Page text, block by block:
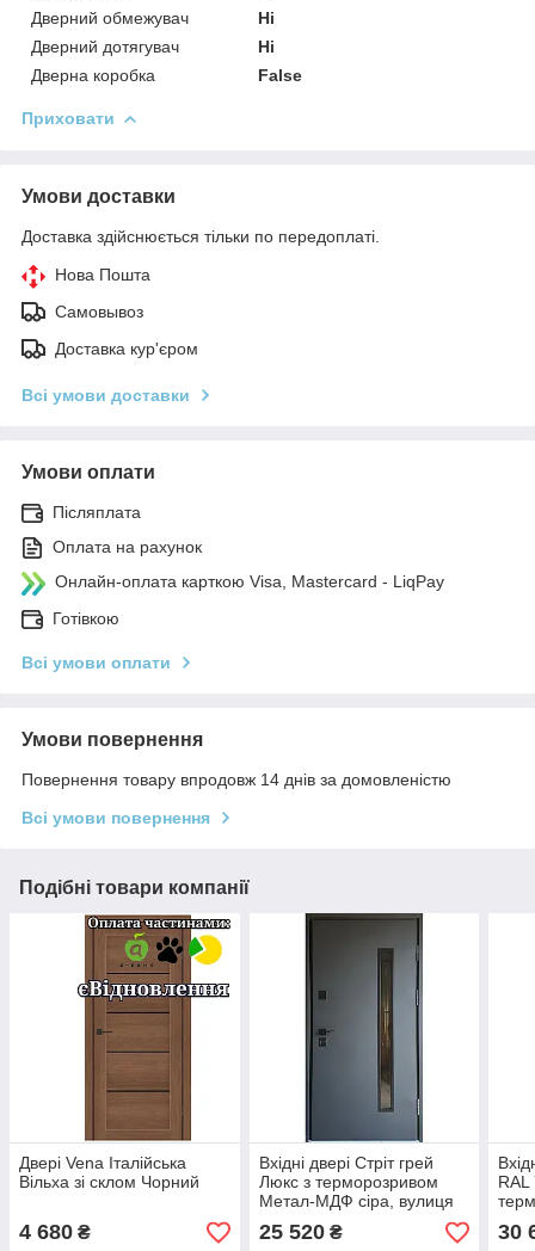
Дверний обмежувач
Ні
Дверний дотягувач
Ні
Дверна коробка
False
Приховати
Умови доставки
Доставка здійснюється тільки по передоплаті.
Нова Пошта
Самовывоз
Доставка кур'єром
Всі умови доставки
Умови оплати
Післяплата
Оплата на рахунок
Онлайн-оплата карткою Visa, Mastercard - LiqPay
Готівкою
Всі умови оплати
Умови повернення
Повернення товару впродовж 14 днів за домовленістю
Всі умови повернення
Подібні товари компанії
Двері Vena Італійська
Вільха зі склом Чорний
4 680 ₴
Вхідні двері Стріт грей
Люкс з терморозривом
Метал-МДФ сіра, вулиця
25 520₴
RAL
30